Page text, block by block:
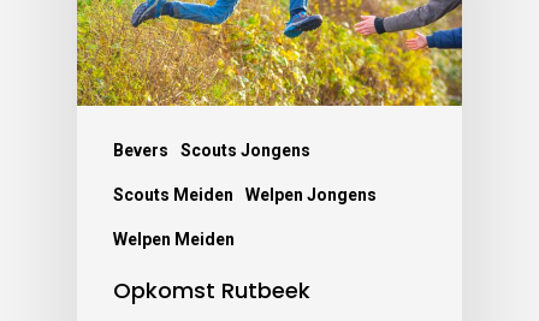
Bevers Scouts Jongens
Scouts Meiden Welpen Jongens
Welpen Meiden
Opkomst Rutbeek